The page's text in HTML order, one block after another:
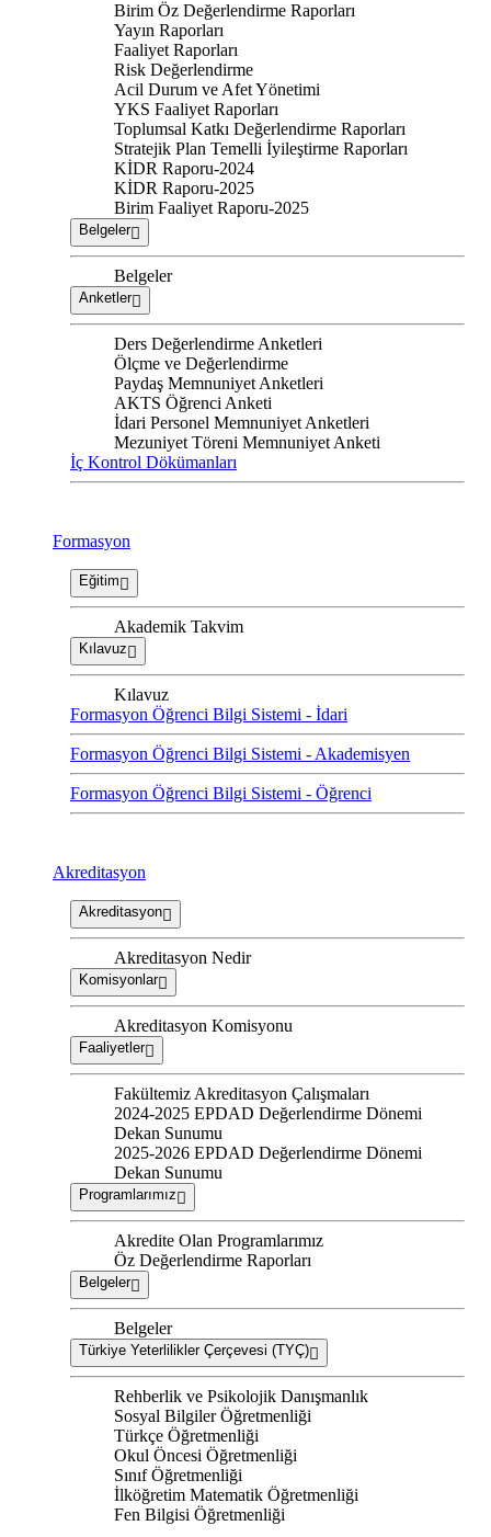
Birim Öz Değerlendirme Raporları
Yayın Raporları
Faaliyet Raporları
Risk Değerlendirme
Acil Durum ve Afet Yönetimi
YKS Faaliyet Raporları
Toplumsal Katkı Değerlendirme Raporları
Stratejik Plan Temelli İyileştirme Raporları
KİDR Raporu-2024
KİDR Raporu-2025
Birim Faaliyet Raporu-2025
Belgeler
Belgeler
Anketler
Ders Değerlendirme Anketleri
Ölçme ve Değerlendirme
Paydaş Memnuniyet Anketleri
AKTS Öğrenci Anketi
İdari Personel Memnuniyet Anketleri
Mezuniyet Töreni Memnuniyet Anketi
İç Kontrol Dökümanları
Formasyon
Eğitim
Akademik Takvim
Kılavuz
Kılavuz
Formasyon Öğrenci Bilgi Sistemi - İdari
Formasyon Öğrenci Bilgi Sistemi - Akademisyen
Formasyon Öğrenci Bilgi Sistemi - Öğrenci
Akreditasyon
Akreditasyon
Akreditasyon Nedir
Komisyonlar
Akreditasyon Komisyonu
Faaliyetler
Fakültemiz Akreditasyon Çalışmaları
2024-2025 EPDAD Değerlendirme Dönemi
Dekan Sunumu
2025-2026 EPDAD Değerlendirme Dönemi
Dekan Sunumu
Programlarımız
Akredite Olan Programlarımız
Öz Değerlendirme Raporları
Belgeler
Belgeler
Türkiye Yeterlilikler Çerçevesi (TYÇ)
Rehberlik ve Psikolojik Danışmanlık
Sosyal Bilgiler Öğretmenliği
Türkçe Öğretmenliği
Okul Öncesi Öğretmenliği
Sınıf Öğretmenliği
İlköğretim Matematik Öğretmenliği
Fen Bilgisi Öğretmenliği